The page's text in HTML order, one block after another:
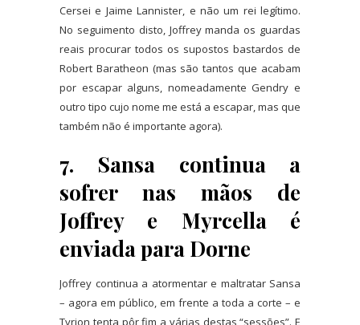
Cersei e Jaime Lannister, e não um rei legítimo.
No seguimento disto, Joffrey manda os guardas
reais procurar todos os supostos bastardos de
Robert Baratheon (mas são tantos que acabam
por escapar alguns, nomeadamente Gendry e
outro tipo cujo nome me está a escapar, mas que
também não é importante agora).
7. Sansa continua a
sofrer nas mãos de
Joffrey e Myrcella é
enviada para Dorne
Joffrey continua a atormentar e maltratar Sansa
– agora em público, em frente a toda a corte – e
Tyrion tenta pôr fim a várias destas “sessões”. E